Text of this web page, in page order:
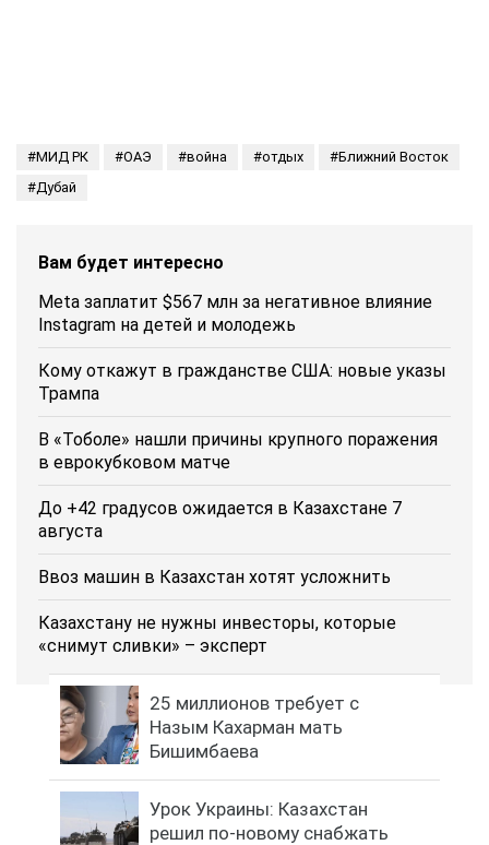
МИД РК ОАЭ война отдых
Ближний Восток
Дубай
Вам будет интересно
Meta заплатит $567 млн за негативное влияние
Instagram на детей и молодежь
Кому откажут в гражданстве США: новые указы
Трампа
В «Тоболе» нашли причины крупного поражения
в еврокубковом матче
До +42 градусов ожидается в Казахстане 7
августа
Ввоз машин в Казахстан хотят усложнить
Казахстану не нужны инвесторы, которые
«снимут сливки» – эксперт
25 миллионов требует с
Назым Кахарман мать
Бишимбаева
Урок Украины: Казахстан
решил по-новому снабжать